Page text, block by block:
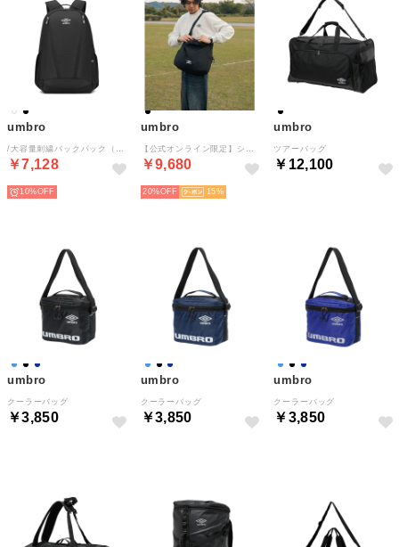
umbro
￥7,128
10%
umbro
￥9,680
20% 15
umbro
ツアーバッグ
￥12,100
umbro
クーラーバッグ
￥3,850
umbro
クーラーバッグ
￥3,850
umbro
クーラーバッグ
￥3,850